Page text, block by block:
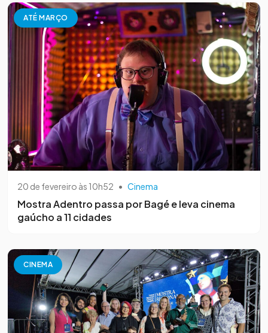
ATÉ MARÇO
20 de fevereiro às 10h52 • Cinema
Mostra Adentro passa por Bagé e leva cinema
gaúcho a 11 cidades
CINEMA